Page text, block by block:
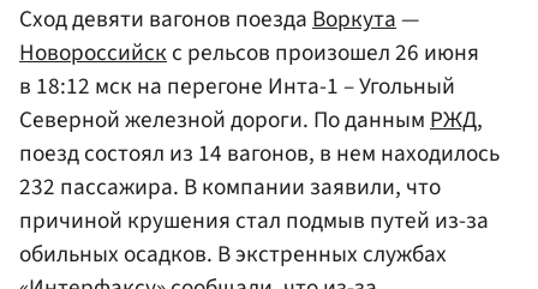
Сход девяти вагонов поезда Воркута—
Новороссийск с рельсов произошел 26 июня
в 18:12 мск на перегоне Инта-1 – Угольный
Северной железной дороги. По данным РЖД,
поезд состоял из 14 вагонов, в нем находилось
232 пассажира. В компании заявили, что
причиной крушения стал подмыв путей из-за
обильных осадков. В экстренных службах